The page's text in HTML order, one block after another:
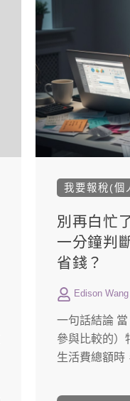
我要報稅(個
別再白忙
一分鐘判
省錢？
Edison Wang
一句話結論
參與比較的）
生活費總額時